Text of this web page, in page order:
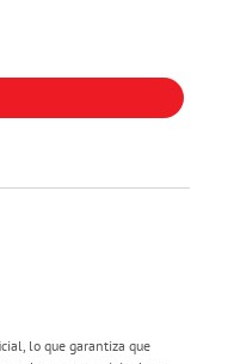
lo que garantiza que